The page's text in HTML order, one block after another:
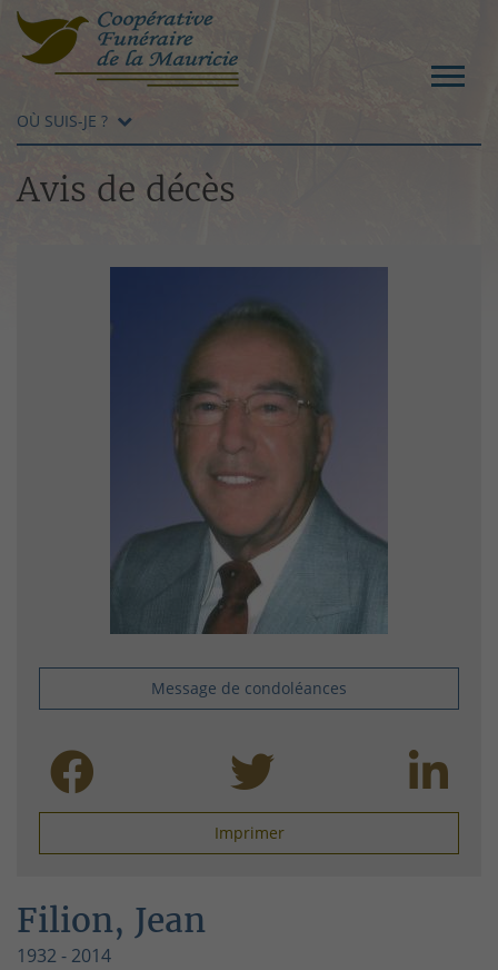
OÙ SUIS-JE ?
Avis de décès
Message de condoléances
Imprimer
Filion, Jean
1932 - 2014